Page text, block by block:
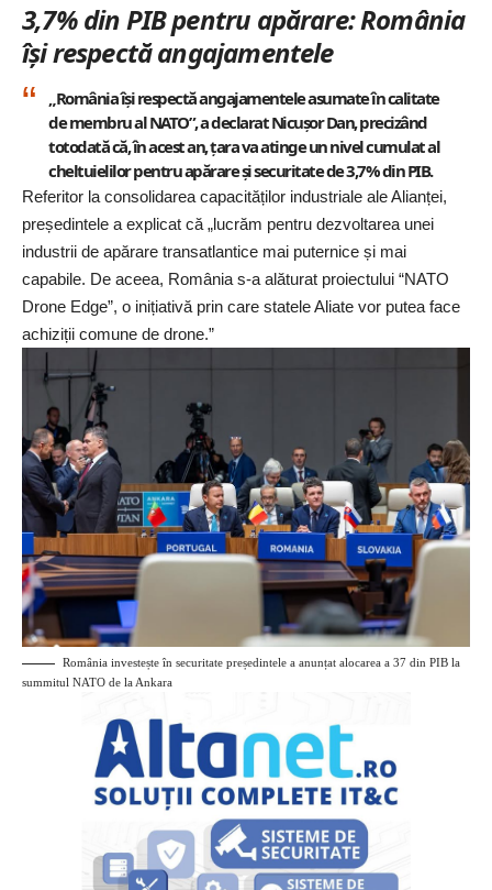
3,7% din PIB pentru apărare: România
își respectă angajamentele
„România își respectă angajamentele asumate în calitate
de membru al NATO”, a declaratNicușor Dan, precizând
totodată că, în acest an, țara va atinge un nivel cumulat al
cheltuielilor pentru apărare și securitate de 3,7% din PIB.
Referitor la consolidarea capacităților industriale ale Alianței,
președintele a explicat că „lucrăm pentru dezvoltarea unei
industrii de apărare transatlantice mai puternice și mai
capabile. De aceea, România s-a alăturat proiectului “NATO
Drone Edge”, o inițiativă prin care statele Aliate vor putea face
achiziții comune de drone.”
România investește în securitate președintele a anunțat alocarea a 37 din PIB la
summitul NATO de la Ankara